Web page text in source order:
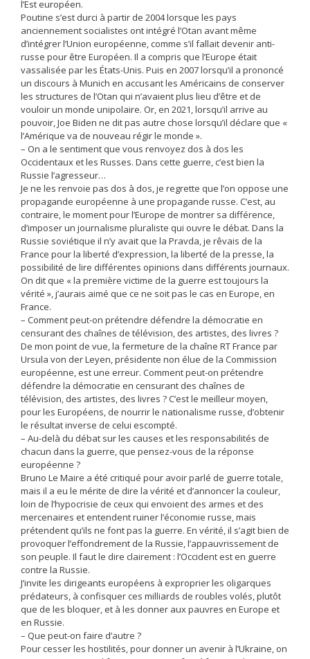
l’Est européen.
Poutine s’est durci à partir de 2004 lorsque les pays
anciennement socialistes ont intégré l’Otan avant même
d’intégrer l’Union européenne, comme s’il fallait devenir anti-
russe pour être Européen. Il a compris que l’Europe était
vassalisée par les États-Unis. Puis en 2007 lorsqu’il a prononcé
un discours à Munich en accusant les Américains de conserver
les structures de l’Otan qui n’avaient plus lieu d’être et de
vouloir un monde unipolaire. Or, en 2021, lorsqu’il arrive au
pouvoir, Joe Biden ne dit pas autre chose lorsqu’il déclare que «
l’Amérique va de nouveau régir le monde ».
– On a le sentiment que vous renvoyez dos à dos les
Occidentaux et les Russes. Dans cette guerre, c’est bien la
Russie l’agresseur…
Je ne les renvoie pas dos à dos, je regrette que l’on oppose une
propagande européenne à une propagande russe. C’est, au
contraire, le moment pour l’Europe de montrer sa différence,
d’imposer un journalisme pluraliste qui ouvre le débat. Dans la
Russie soviétique il n’y avait que la Pravda, je rêvais de la
France pour la liberté d’expression, la liberté de la presse, la
possibilité de lire différentes opinions dans différents journaux.
On dit que « la première victime de la guerre est toujours la
vérité », j’aurais aimé que ce ne soit pas le cas en Europe, en
France.
– Comment peut-on prétendre défendre la démocratie en
censurant des chaînes de télévision, des artistes, des livres ?
De mon point de vue, la fermeture de la chaîne RT France par
Ursula von der Leyen, présidente non élue de la Commission
européenne, est une erreur. Comment peut-on prétendre
défendre la démocratie en censurant des chaînes de
télévision, des artistes, des livres ? C’est le meilleur moyen,
pour les Européens, de nourrir le nationalisme russe, d’obtenir
le résultat inverse de celui escompté.
– Au-delà du débat sur les causes et les responsabilités de
chacun dans la guerre, que pensez-vous de la réponse
européenne ?
Bruno Le Maire a été critiqué pour avoir parlé de guerre totale,
mais il a eu le mérite de dire la vérité et d’annoncer la couleur,
loin de l’hypocrisie de ceux qui envoient des armes et des
mercenaires et entendent ruiner l’économie russe, mais
prétendent qu’ils ne font pas la guerre. En vérité, il s’agit bien de
provoquer l’effondrement de la Russie, l’appauvrissement de
son peuple. Il faut le dire clairement : l’Occident est en guerre
contre la Russie.
J’invite les dirigeants européens à exproprier les oligarques
prédateurs, à confisquer ces milliards de roubles volés, plutôt
que de les bloquer, et à les donner aux pauvres en Europe et
en Russie.
– Que peut-on faire d’autre ?
Pour cesser les hostilités, pour donner un avenir à l’Ukraine, on